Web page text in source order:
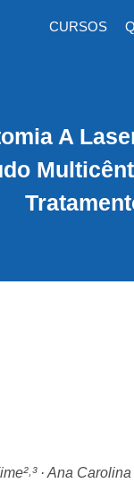
CURSOS
A
· Ana